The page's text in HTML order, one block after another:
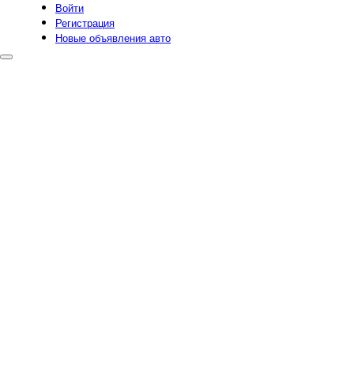
Войти
Регистрация
Новые объявления авто